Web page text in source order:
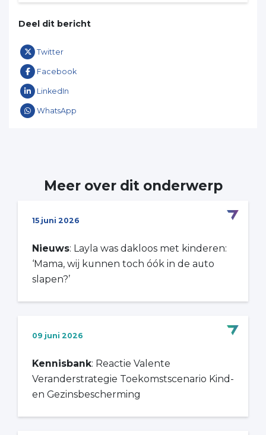
Deel dit bericht
Twitter
Facebook
LinkedIn
WhatsApp
Meer over dit onderwerp
15 juni 2026
Nieuws: Layla was dakloos met kinderen:
‘Mama, wij kunnen toch óók in de auto
slapen?’
09 juni 2026
Kennisbank: Reactie Valente
Veranderstrategie Toekomstscenario Kind-
en Gezinsbescherming